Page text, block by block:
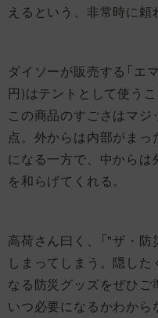
えるという、非常時に頼
ダイソーが販売する「エ
円)はテントとして使う
この商品のすごさはマ
点。外からは内部がま
になる一方で、中から
を和らげてくれる。
高荷さん曰く、「"ザ・
しまってしまう。隠した
なる防災グッズをぜひご
いつ必要になるかわか